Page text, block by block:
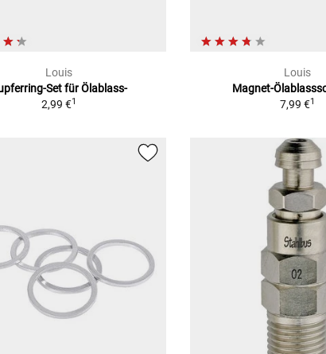
Louis
Set für Ölablass-
2,99 €1
Louis
Magnet-
7,99 €1